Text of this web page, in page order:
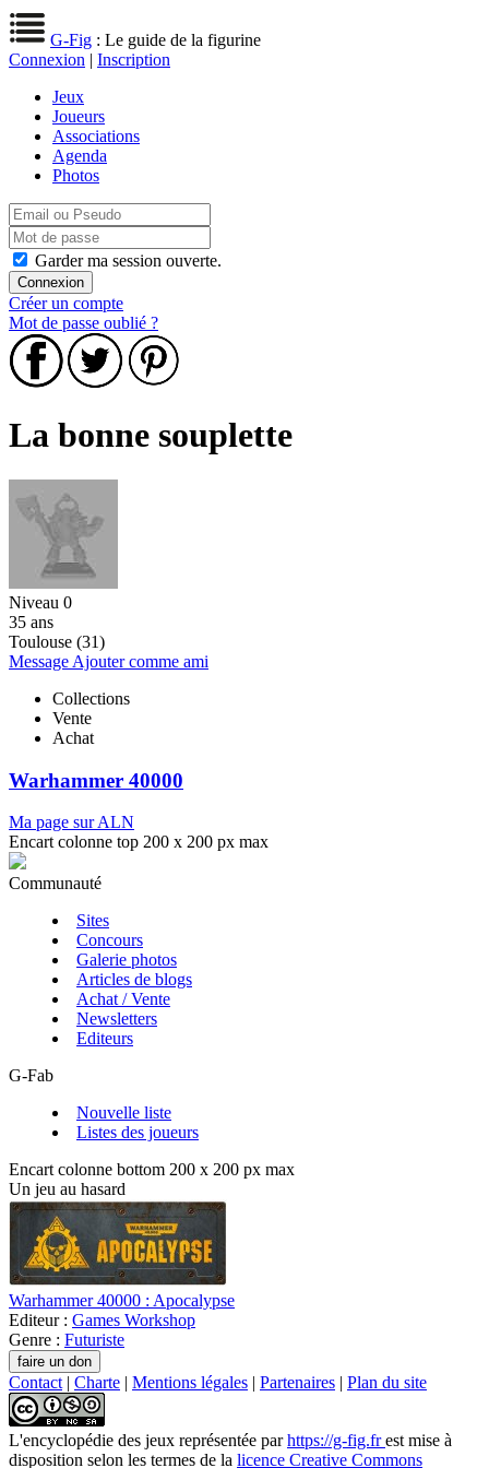
G-Fig : Le guide de la figurine
Connexion | Inscription
Jeux
Joueurs
Associations
Agenda
Photos
Garder ma session ouverte.
Créer un compte
Mot de passe oublié ?
La bonne souplette
Niveau 0
35 ans
Toulouse (31)
Message Ajouter comme ami
Collections
Vente
Achat
Warhammer 40000
Ma page sur ALN
Encart colonne top 200 x 200 px max
Communauté
Sites
Concours
Galerie photos
Articles de blogs
Achat / Vente
Newsletters
Editeurs
G-Fab
Nouvelle liste
Listes des joueurs
Encart colonne bottom 200 x 200 px max
Un jeu au hasard
Warhammer 40000 : Apocalypse
Editeur : Games Workshop
Genre : Futuriste
Contact | Charte | Mentions légales | Partenaires | Plan du site
L'encyclopédie des jeux représentée parhttps://g-fig.frest mise à
disposition selon les termes de la licence Creative Commons